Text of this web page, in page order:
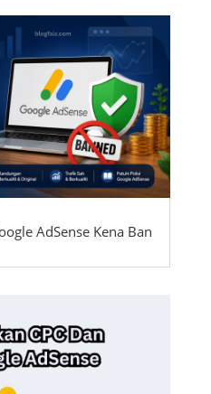
AdSense Kena Ban